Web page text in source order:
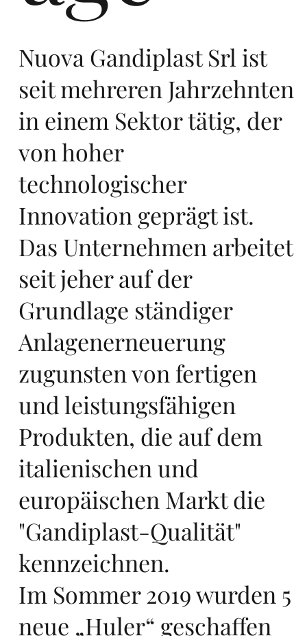
Nuova Gandiplast Srl ist
seit mehreren Jahrzehnten
in einem Sektor tätig, der
von hoher
technologischer
Innovation geprägt ist.
Das Unternehmen arbeitet
seit jeher auf der
Grundlage ständiger
Anlagenerneuerung
zugunsten von fertigen
und leistungsfähigen
Produkten, die auf dem
italienischen und
europäischen Markt die
"Gandiplast-Qualität"
kennzeichnen.
Im Sommer 2019 wurden 5
neue „Huler“ geschaffen
in
Eu
ro
pe,
sta